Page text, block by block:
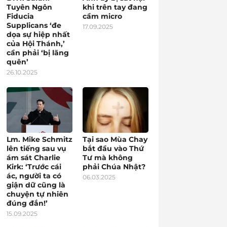
Tuyên Ngôn
Fiducia
Supplicans ‘đe
dọa sự hiệp nhất
của Hội Thánh,’
cần phải ‘bị lãng
quên’
26.10.2025
khi trên tay đang
cầm micro
17.09.2025
Lm. Mike Schmitz
lên tiếng sau vụ
ám sát Charlie
Kirk: ‘Trước cái
ác, người ta có
giận dữ cũng là
chuyện tự nhiên
đúng đắn!’
15.09.2025
Tại sao Mùa Chay
bắt đầu vào Thứ
Tư mà không
phải Chúa Nhật?
06.03.2025